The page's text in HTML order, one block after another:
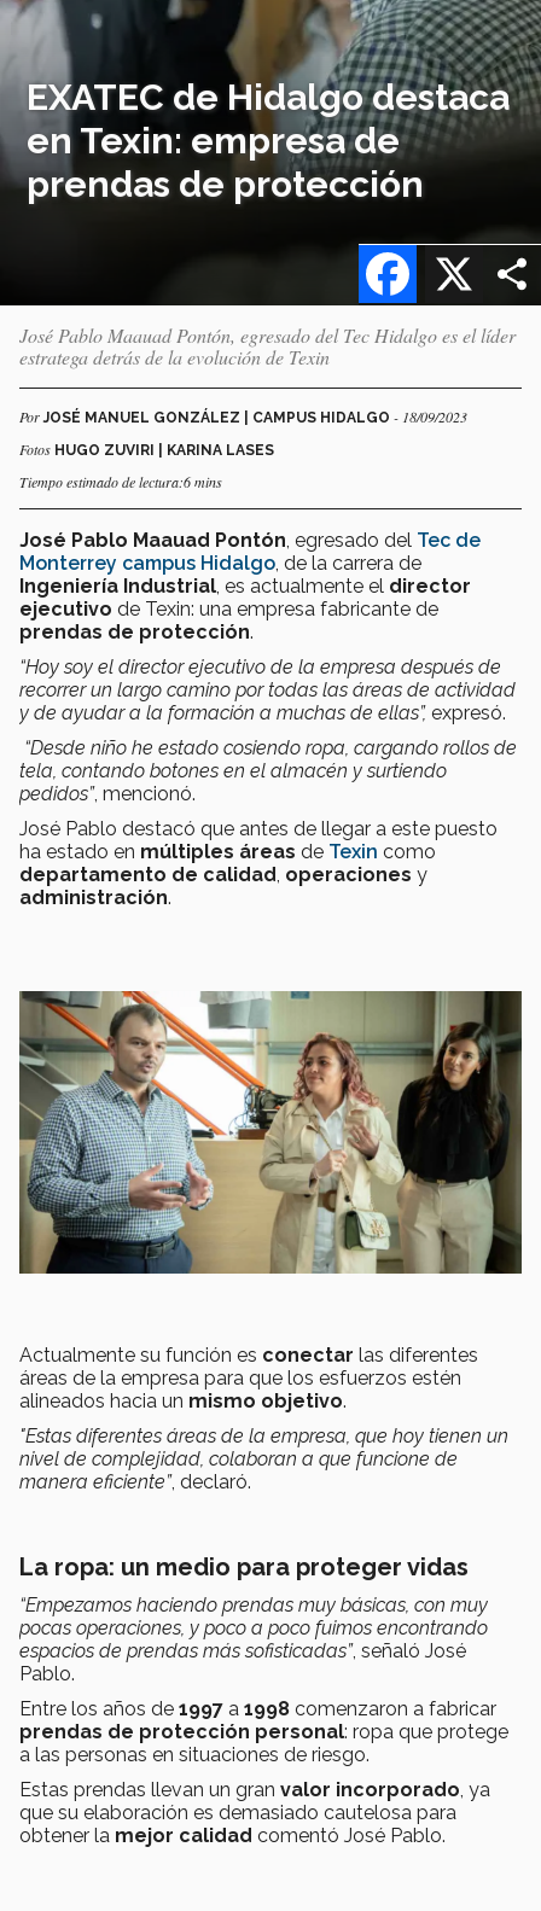
EXATEC de Hidalgo destaca
en Texin: empresa de
prendas de protección
X
Facebook
José Pablo Maauad Pontón, egresado del Tec Hidalgo es el líder
estratega detrás de la evolución de Texin
PorJOSÉ MANUEL GONZÁLEZ | CAMPUS HIDALGO - 18/09/2023
Fotos HUGO ZUVIRI | KARINA LASES
Tiempo estimado de lectura:6 mins
José Pablo Maauad Pontón , egresado del Tec de
Monterrey campus Hidalgo , de la carrera de
Ingeniería Industrial , es actualmente el director
ejecutivo de Texin: una empresa fabricante de
prendas de protección.
“Hoy soy el director ejecutivo de la empresa después de
recorrer un largo camino por todas las áreas de actividad
y de ayudar a la formación a muchas de ellas”, expresó.
“Desde niño he estado cosiendo ropa, cargando rollos de
tela, contando botones en el almacén y surtiendo
pedidos”, mencionó.
José Pablo destacó que antes de llegar a este puesto
ha estado en múltiples áreas de Texin como
departamento de calidad operaciones y
administración.
Actualmente su función es conectar las diferentes
áreas de la empresa para que los esfuerzos estén
alineados hacia un mismo objetivo.
"Estas diferentes áreas de la empresa, que hoy tienen un
nivel de complejidad, colaboran a que funcione de
manera eficiente”, declaró.
La ropa: un medio para proteger vidas
“Empezamos haciendo prendas muy básicas, con muy
pocas operaciones, y poco a poco fuimos encontrando
espacios de prendas más sofisticadas”, señaló José
Pablo.
Entre los años de 1997 a 1998 comenzaron a fabricar
prendas de protección personal: ropa que protege
a las personas en situaciones de riesgo.
Estas prendas llevan un gran valor incorporado , ya
que su elaboración es demasiado cautelosa para
obtener la mejor calidad comentó José Pablo.